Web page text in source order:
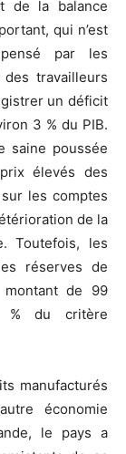
de la balance
qui n’est
par les
travailleurs
un déficit
3 % du PIB.
saine poussée
élevés des
les comptes
de la
Toutefois, les
réserves de
montant de 99
% du critère
manufacturés
économie
le pays a